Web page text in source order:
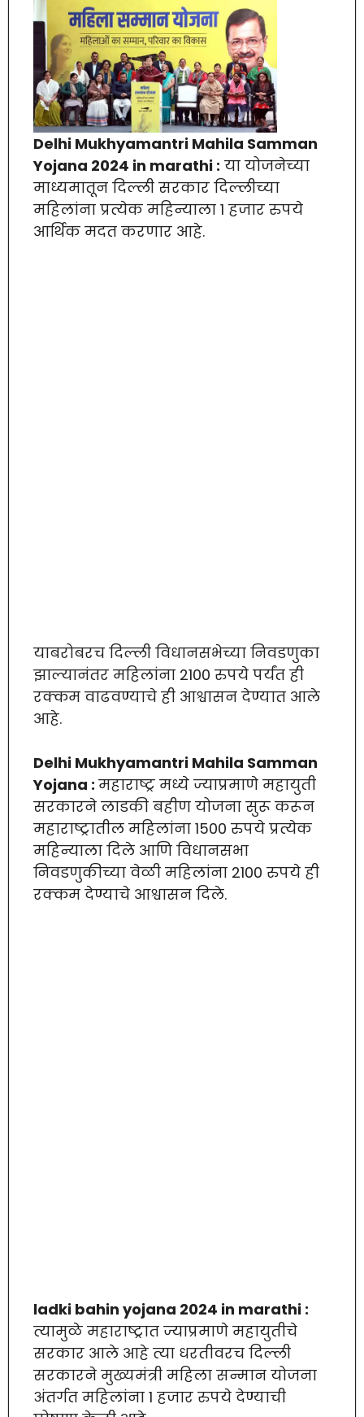
Delhi Mukhyamantri Mahila Samman
Yojana 2024 in marathi : या योजनेच्या
माध्यमातून दिल्ली सरकार दिल्लीच्या
महिलांना प्रत्येक महिन्याला 1 हजार रुपये
आर्थिक मदत करणार आहे.
याबरोबरच दिल्ली विधानसभेच्या निवडणुका
झाल्यानंतर महिलांना 2100 रुपये पर्यंत ही
रक्कम वाढवण्याचे ही आश्वासन देण्यात आले
आहे.
Delhi Mukhyamantri Mahila Samman
Yojana : महाराष्ट्र मध्ये ज्याप्रमाणे महायुती
सरकारने लाडकी बहीण योजना सुरू करून
महाराष्ट्रातील महिलांना 1500 रुपये प्रत्येक
महिन्याला दिले आणि विधानसभा
निवडणुकीच्या वेळी महिलांना 2100 रुपये ही
रक्कम देण्याचे आश्वासन दिले.
ladki bahin yojana 2024 in marathi :
त्यामुळे महाराष्ट्रात ज्याप्रमाणे महायुतीचे
सरकार आले आहे त्या धरतीवरच दिल्ली
सरकारने मुख्यमंत्री महिला सन्मान योजना
अंतर्गत महिलांना 1 हजार रुपये देण्याची